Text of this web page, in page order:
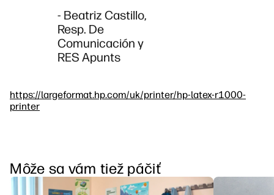
- Beatriz Castillo,
Resp. De
Comunicación y
RES Apunts
https://largeformat.hp.com/uk/printer/hp-latex-r1000-
printer
Môže sa vám tiež páčiť